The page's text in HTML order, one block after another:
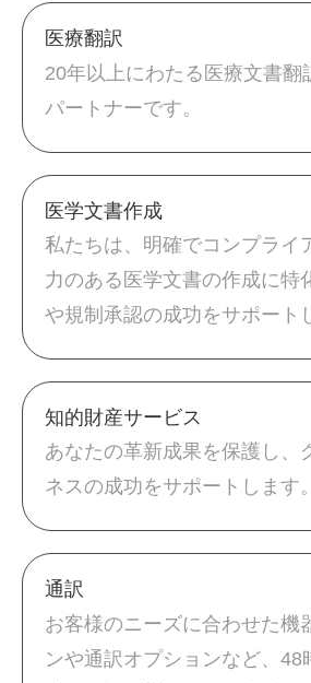
医療翻訳
20年以上にわたる医療文書翻
パートナーです。
医学文書作成
私たちは、明確でコンプライ
力のある医学文書の作成に特
や規制承認の成功をサポート
知的財産サービス
あなたの革新成果を保護し、
ネスの成功をサポートします。
通訳
お客様のニーズに合わせた機
ンや通訳オプションなど、48